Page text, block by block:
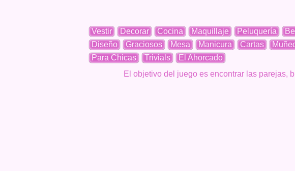
Vestir Decorar Cocina Maquillaje Peluquería
Diseño
Graciosos Mesa Manicura Cartas
Para Chicas
Trivials
El Ahorcado
El objetivo del juego es encontrar las parejas,